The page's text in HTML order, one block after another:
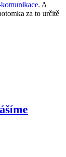
. A
za to určitě